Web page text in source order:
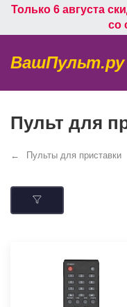
Только 6 августа
со
ВашПульт.ру
Пульт для
Пульты для приставки